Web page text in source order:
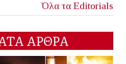
Όλα τα Editorials
ΑΡΘΡΑ